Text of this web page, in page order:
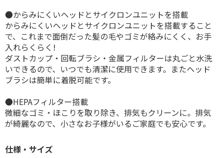
●からみにくいヘッドとサイクロンユニットを搭載
からみにくいヘッドとサイクロンユニットを搭載すること
で、これまで面倒だった髪の毛やゴミが絡みにくく、お手
入れらくらく!
ダストカップ・回転ブラシ・金属フィルターは丸ごと水洗
いできるので、いつでも清潔に使用できます。またヘッド
ブラシは簡単に着脱可能です。
●HEPAフィルター搭載
微細なゴミ・ほこりを取り除き、排気もクリーンに。排気
が綺麗なので、小さなお子様がいるご家庭でも安心です。
仕様・サイズ